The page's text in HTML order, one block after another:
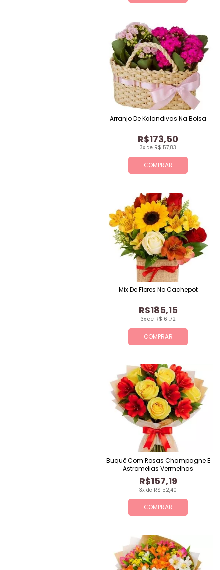
COMPRAR
3x de R$ 57,83
R$173,50
Arranjo De Kalandivas Na Bolsa
COMPRAR
3x de R$ 61,72
R$185,15
Mix De Flores No Cachepot
COMPRAR
3x de R$ 52,40
R$157,19
Buquê Com Rosas Champagne E
Astromelias Vermelhas